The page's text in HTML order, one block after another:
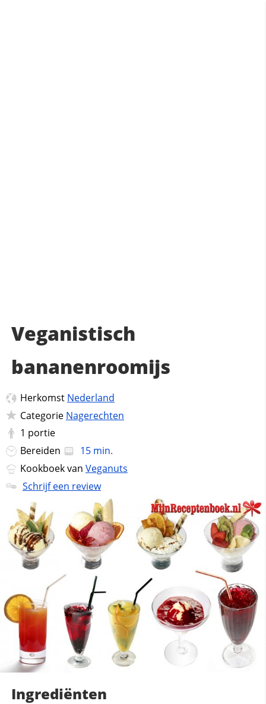
Veganistisch
bananenroomijs
Herkomst Nederland
Categorie Nagerechten
1 portie
Bereiden
15 min.
Kookboek van Veganuts
Schrijf een review
Ingrediënten